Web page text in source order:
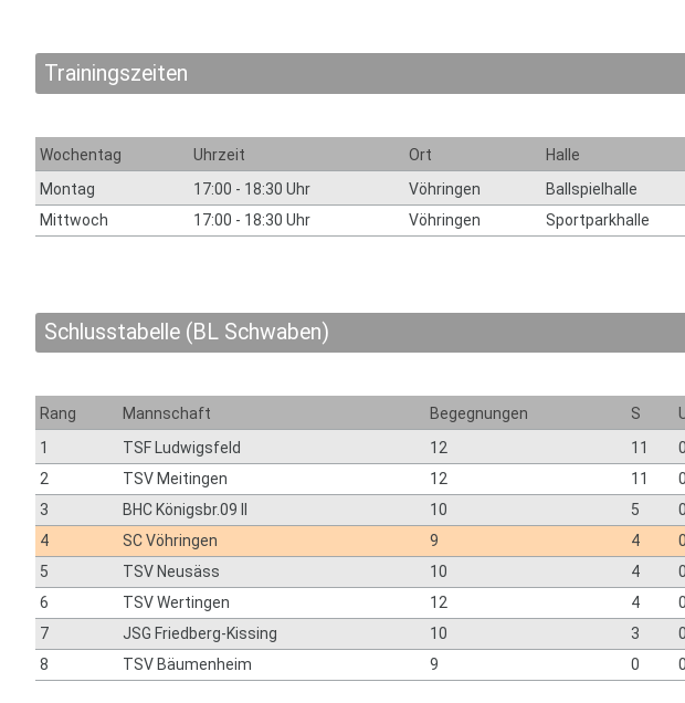
Trainingszeiten
Wochentag Uhrzeit Ort Halle
Montag
17:00 - 18:30 Uhr Vöhringen Ballspielhalle
Mittwoch
17:00 - 18:30 Uhr Vöhringen Sportparkhalle
Schlusstabelle (BL Schwaben)
Rang Mannschaft Begegnungen S
1
TSF Ludwigsfeld 12 11 0
2
TSV Meitingen 12 11 0
3
BHC Königsbr.09 II 10 5 0
4
SC Vöhringen 9 4 0
5
TSV Neusäss 10 4 0
6
TSV Wertingen 12 4 0
7
JSG Friedberg-Kissing 10 3 0
8
TSV Bäumenheim 9 0 0